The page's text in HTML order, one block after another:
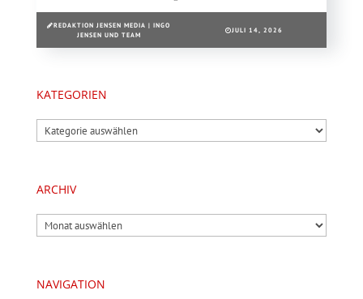
REDAKTION JENSEN MEDIA | INGO
JENSEN UND TEAM
JULI 14, 2026
KATEGORIEN
Kategorien
ARCHIV
Archiv
NAVIGATION